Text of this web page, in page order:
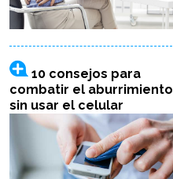
10 consejos para
combatir el aburrimiento
sin usar el celular